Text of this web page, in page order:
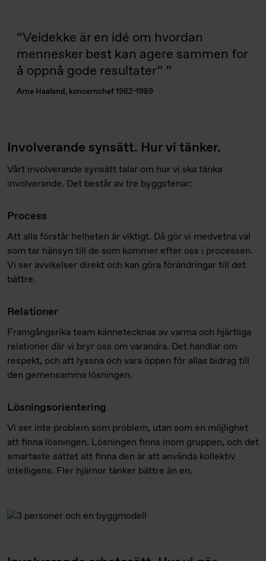
Veidekke är en idé om hvordan
mennesker best kan agere sammen for
å oppnå gode resultater”
Arne Haaland, koncernchef 1962-1989
Involverande synsätt. Hur vi tänker.
Vårt involverande synsätt talar om hur vi ska tänka
involverande. Det består av tre byggstenar:
Process
Att alla förstår helheten är viktigt. Då gör vi medvetna val
som tar hänsyn till de som kommer efter oss i processen.
Vi ser avvikelser direkt och kan göra förändringar till det
bättre.
Relationer
Framgångsrika team kännetecknas av varma och hjärtliga
relationer där vi bryr oss om varandra. Det handlar om
respekt, och att lyssna och vara öppen för allas bidrag till
den gemensamma lösningen.
Lösningsorientering
Vi ser inte problem som problem, utan som en möjlighet
att finna lösningen. Lösningen finns inom gruppen, och det
smartaste sättet att finna den är att använda kollektiv
intelligens. Fler hjärnor tänker bättre än en.